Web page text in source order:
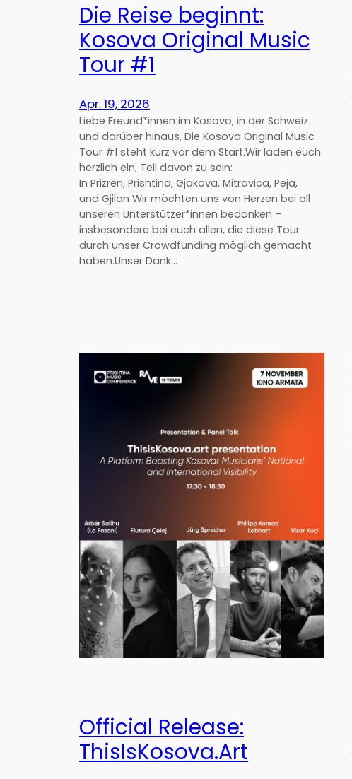
Die Reise beginnt:
Kosova Original Music
Tour #1
Apr. 19, 2026
Liebe Freund*innen im Kosovo, in der Schweiz
und darüber hinaus, Die Kosova Original Music
Tour #1 steht kurz vor dem Start.Wir laden euch
herzlich ein, Teil davon zu sein:
In Prizren, Prishtina, Gjakova, Mitrovica, Peja,
und Gjilan Wir möchten uns von Herzen bei all
unseren Unterstützer*innen bedanken –
insbesondere bei euch allen, die diese Tour
durch unser Crowdfunding möglich gemacht
haben.Unser Dank…
Official Release:
ThisIsKosova.Art